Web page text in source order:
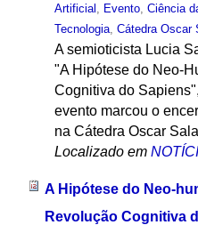
Artificial
Evento, Ciência
Tecnologia, Cátedra Oscar
A semioticista Lucia
"A Hipótese do Neo-
Cognitiva do
evento marcou o
na Cátedra Oscar
Localizado em
A Hipótese do Neo-
Revolução Cognitiva